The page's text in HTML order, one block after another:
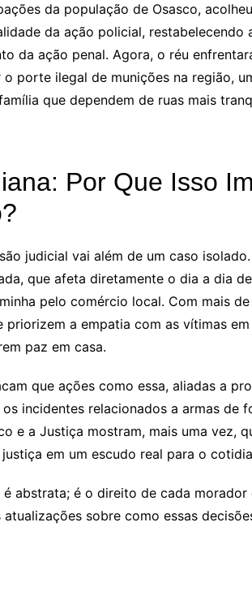
da população de Osasco,
da ação policial, restabelecendo
da ação penal. Agora, o réu
porte ilegal de munições na região,
que dependem de ruas mais
Por Que Isso
judicial vai além de um caso
que afeta diretamente o dia a dia
pelo comércio local. Com mais
priorizem a empatia com as vítimas
paz em casa.
que ações como essa, aliadas a
incidentes relacionados a armas de
e a Justiça mostram, mais uma vez,
em um escudo real para o
abstrata; é o direito de cada morador
sobre como essas